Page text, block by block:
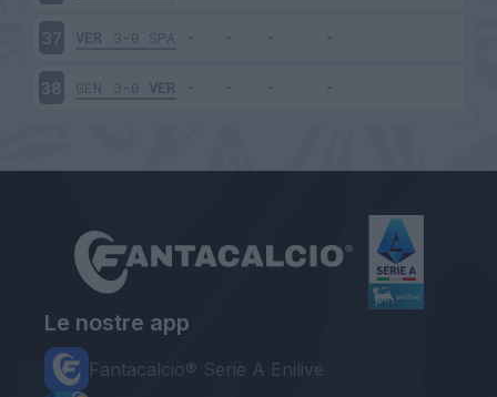
37 VER 3-0 SPA
38 GEN 3-0 VER
Le nostre app
Fantacalcio® Serie A Enilive